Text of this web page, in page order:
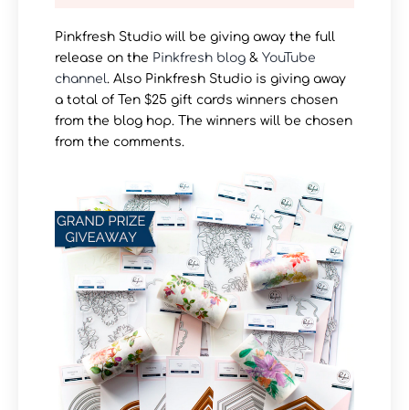
Pinkfresh Studio will be giving away the full
release on the Pinkfresh blog & YouTube
channel. Also Pinkfresh Studio is giving away
a total of Ten $25 gift cards winners chosen
from the blog hop. The winners will be chosen
from the comments.